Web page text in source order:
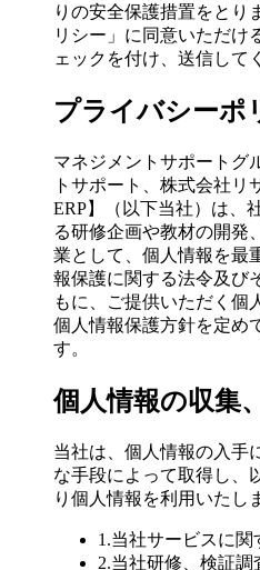
りの安全保護措置をとり
リシー」に同意いただけ
ェックを付け、送信して
プライバシーポ
マネジメントサポートグ
トサポート、株式会社リ
ERP】（以下当社）は、
る研修企画や教材の開発
業として、個人情報を最
報保護に関する法令及び
もに、ご提供いただく個
個人情報保護方針を定め
す。
個人情報の収集
当社は、個人情報の入手
な手段によって取得し、
り個人情報を利用いたし
1.当社サービスに
2.当社研修、検証調